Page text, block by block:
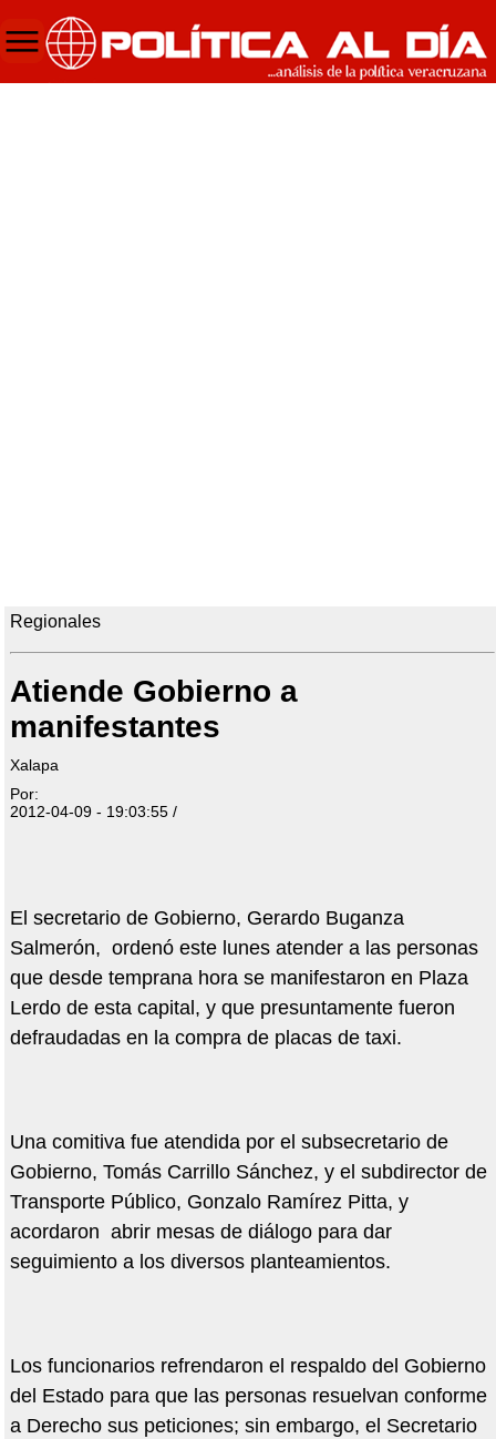
Regionales
Atiende Gobierno a
manifestantes
Xalapa
Por:
2012-04-09 - 19:03:55 /
El secretario de Gobierno, Gerardo Buganza
Salmerón, ordenó este lunes atender a las personas
que desde temprana hora se manifestaron en Plaza
Lerdo de esta capital, y que presuntamente fueron
defraudadas en la compra de placas de taxi.
Una comitiva fue atendida por el subsecretario de
Gobierno, Tomás Carrillo Sánchez, y el subdirector de
Transporte Público, Gonzalo Ramírez Pitta, y
acordaron abrir mesas de diálogo para dar
seguimiento a los diversos planteamientos.
Los funcionarios refrendaron el respaldo del Gobierno
del Estado para que las personas resuelvan conforme
a Derecho sus peticiones; sin embargo, el Secretario